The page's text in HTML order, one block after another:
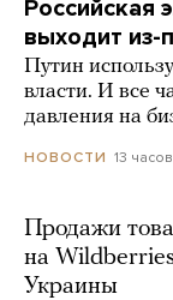
Российская
выходит из-
Путин
власти. И все
давления на
НОВОСТИ 13
Продажи
на
Украины